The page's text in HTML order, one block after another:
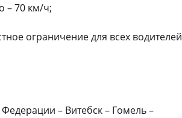
– 70 км/ч;
ограничение для всех водителей
– Витебск – Гомель –